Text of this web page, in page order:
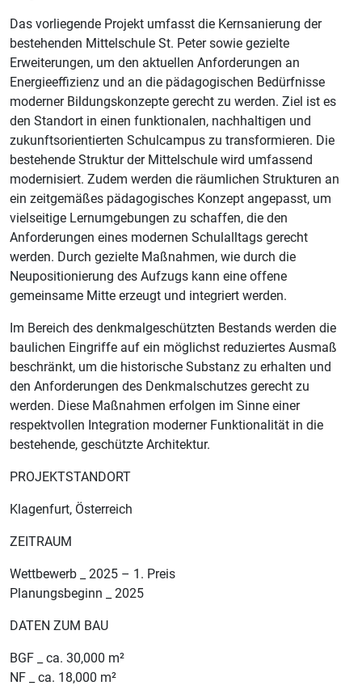
Das vorliegende Projekt umfasst die Kernsanierung der
bestehenden Mittelschule St. Peter sowie gezielte
Erweiterungen, um den aktuellen Anforderungen an
Energieeffizienz und an die pädagogischen Bedürfnisse
moderner Bildungskonzepte gerecht zu werden. Ziel ist es
den Standort in einen funktionalen, nachhaltigen und
zukunftsorientierten Schulcampus zu transformieren. Die
bestehende Struktur der Mittelschule wird umfassend
modernisiert. Zudem werden die räumlichen Strukturen an
ein zeitgemäßes pädagogisches Konzept angepasst, um
vielseitige Lernumgebungen zu schaffen, die den
Anforderungen eines modernen Schulalltags gerecht
werden. Durch gezielte Maßnahmen, wie durch die
Neupositionierung des Aufzugs kann eine offene
gemeinsame Mitte erzeugt und integriert werden.
Im Bereich des denkmalgeschützten Bestands werden die
baulichen Eingriffe auf ein möglichst reduziertes Ausmaß
beschränkt, um die historische Substanz zu erhalten und
den Anforderungen des Denkmalschutzes gerecht zu
werden. Diese Maßnahmen erfolgen im Sinne einer
respektvollen Integration moderner Funktionalität in die
bestehende, geschützte Architektur.
PROJEKTSTANDORT
Klagenfurt, Österreich
ZEITRAUM
Wettbewerb _ 2025 – 1. Preis
Planungsbeginn _ 2025
DATEN ZUM BAU
BGF _ ca. 30,000 m²
NF _ ca. 18,000 m²